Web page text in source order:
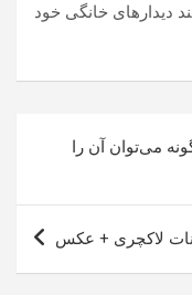
دیدارهای خانگی خود
می‌توان آن را